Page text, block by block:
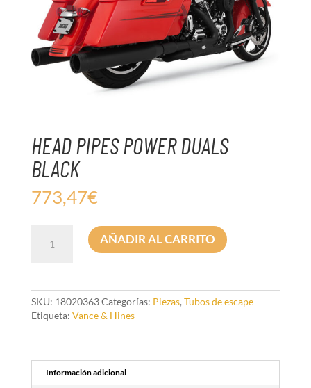
HEAD PIPES POWER DUALS
BLACK
773,47€
PIPES
cantidad
AÑADIR AL CARRITO
SKU: 18020363Categorías: Piezas, Tubos de escape
Etiqueta: Vance & Hines
Información adicional